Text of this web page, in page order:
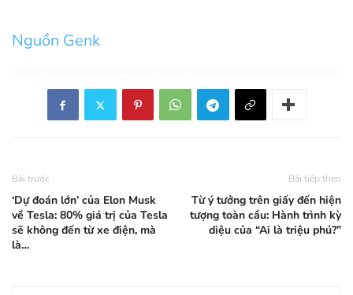
Nguồn Genk
Bài trước
‘Dự đoán lớn’ của Elon Musk
về Tesla: 80% giá trị của Tesla
sẽ không đến từ xe điện, mà
là…
Bài tiếp theo
Từ ý tưởng trên giấy đến hiện
tượng toàn cầu: Hành trình kỳ
diệu của “Ai là triệu phú?”